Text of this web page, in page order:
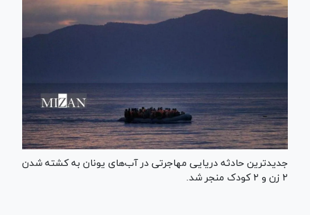
جدیدترین حادثه دریایی مهاجرتی در آب‌های یونان به کشته شدن
۲ زن و ۲ کودک منجر شد.